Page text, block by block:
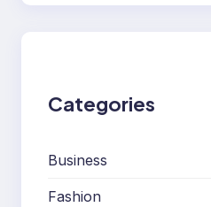
r
Categories
Business
Fashion